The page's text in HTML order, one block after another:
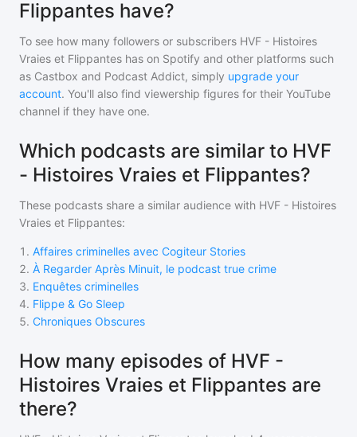
Flippantes have?
To see how many followers or subscribers HVF - Histoires
Vraies et Flippantes has on Spotify and other platforms such
as Castbox and Podcast Addict, simply upgrade your
account. You'll also find viewership figures for their YouTube
channel if they have one.
Which podcasts are similar to HVF
- Histoires Vraies et Flippantes?
These podcasts share a similar audience with HVF - Histoires
Vraies et Flippantes:
1 . Affaires criminelles avec Cogiteur Stories
2. À Regarder Après Minuit, le podcast true crime
3. Enquêtes criminelles
4. Flippe & Go Sleep
5. Chroniques Obscures
How many episodes of HVF -
Histoires Vraies et Flippantes are
there?